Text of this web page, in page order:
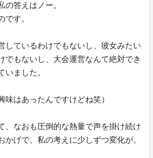
の答えはノー。
です。
しているわけでもないし、彼女みたい
でもないし、大会運営なんて絶対でき
いました。
味はあったんですけどね笑）
、なおも圧倒的な熱量で声を掛け続け
かげで、私の考えに少しずつ変化が。